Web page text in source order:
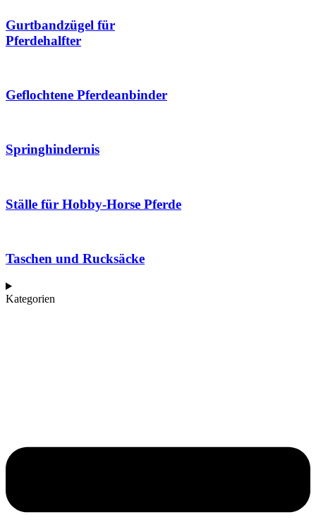
Gurtbandzügel für
Pferdehalfter
Geflochtene Pferdeanbinder
Springhindernis
Ställe für Hobby-Horse Pferde
Taschen und Rucksäcke
Kategorien